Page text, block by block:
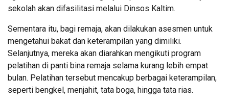
sekolah akan difasilitasi melalui Dinsos Kaltim.
Sementara itu, bagi remaja, akan dilakukan asesmen untuk
mengetahui bakat dan keterampilan yang dimiliki.
Selanjutnya, mereka akan diarahkan mengikuti program
pelatihan di panti bina remaja selama kurang lebih empat
bulan. Pelatihan tersebut mencakup berbagai keterampilan,
seperti bengkel, menjahit, tata boga, hingga tata rias.